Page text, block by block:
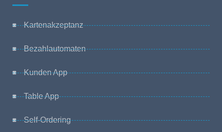
Kartenakzeptanz
Bezahlautomaten
Kunden App
Table App
Self-Ordering